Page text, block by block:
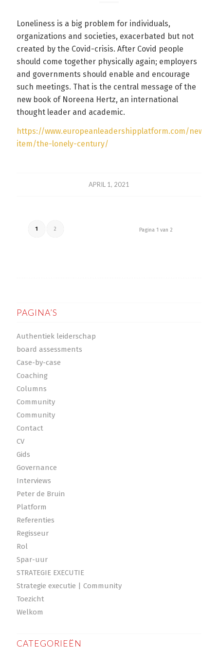
Loneliness is a big problem for individuals,
organizations and societies, exacerbated but not
created by the Covid-crisis. After Covid people
should come together physically again; employers
and governments should enable and encourage
such meetings. That is the central message of the
new book of Noreena Hertz, an international
thought leader and academic.
https://www.europeanleadershipplatform.com/news-
item/the-lonely-century/
APRIL 1, 2021
Pagina 1 van 2
1 2
PAGINA’S
Authentiek leiderschap
board assessments
Case-by-case
Coaching
Columns
Community
Community
Contact
CV
Gids
Governance
Interviews
Peter de Bruin
Platform
Referenties
Regisseur
Rol
Spar-uur
STRATEGIE EXECUTIE
Strategie executie | Community
Toezicht
Welkom
CATEGORIEËN